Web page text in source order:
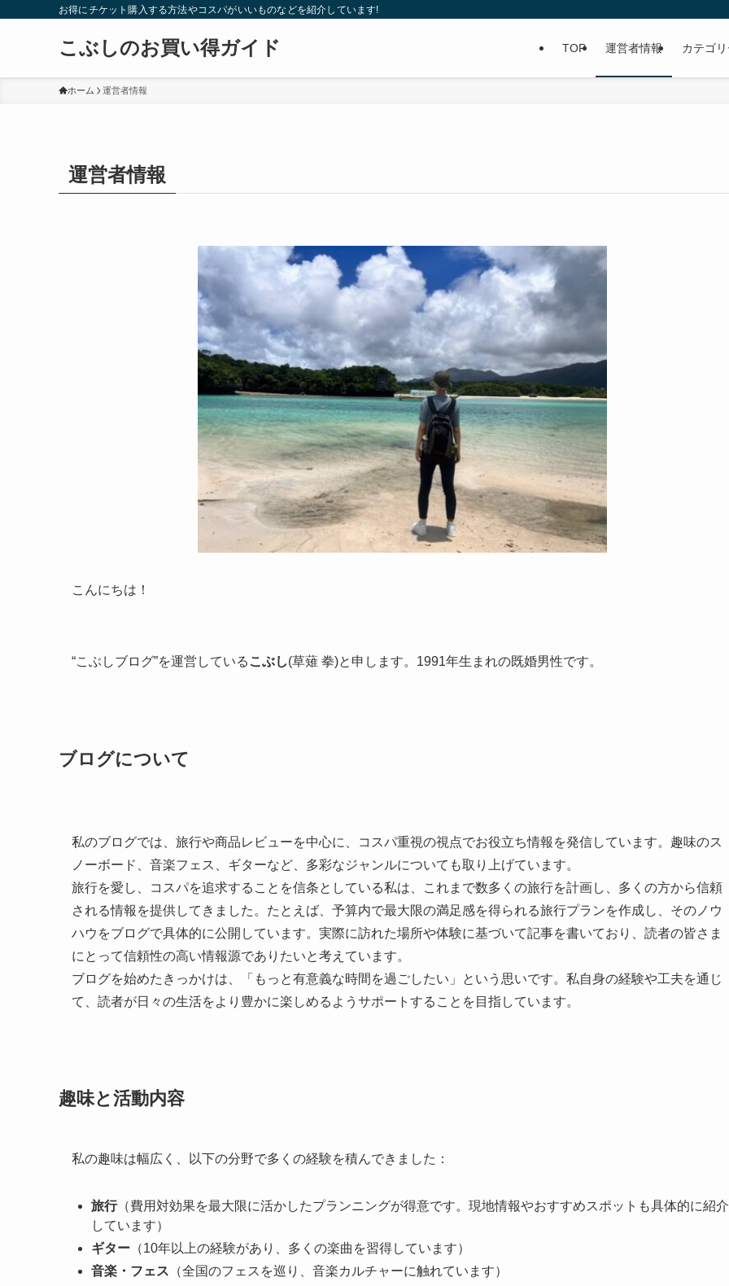
お得にチケット購入する方法やコスパがいいものなどを紹介しています!
こぶしのお買い得ガイド TOP 運営者情報 カテゴ
ホーム 運営者情報
運営者情報
こんにちは！
“こぶしブログ”を運営している こぶし(草薙 拳)と申します。1991年生まれの既婚男性です。
ブログについて
私のブログでは、旅行や商品レビューを中心に、コスパ重視の視点でお役立ち情報を発信しています。趣味のス
ノーボード、音楽フェス、ギターなど、多彩なジャンルについても取り上げています。
旅行を愛し、コスパを追求することを信条としている私は、これまで数多くの旅行を計画し、多くの方から信頼
される情報を提供してきました。たとえば、予算内で最大限の満足感を得られる旅行プランを作成し、そのノウ
ハウをブログで具体的に公開しています。実際に訪れた場所や体験に基づいて記事を書いており、読者の皆さま
にとって信頼性の高い情報源でありたいと考えています。
ブログを始めたきっかけは、「もっと有意義な時間を過ごしたい」という思いです。私自身の経験や工夫を通じ
て、読者が日々の生活をより豊かに楽しめるようサポートすることを目指しています。
趣味と活動内容
私の趣味は幅広く、以下の分野で多くの経験を積んできました：
旅行（費用対効果を最大限に活かしたプランニングが得意です。現地情報やおすすめスポットも具体的に紹介
しています）
ギター （10年以上の経験があり、多くの楽曲を習得しています）
音楽・フェス （全国のフェスを巡り、音楽カルチャーに触れています）